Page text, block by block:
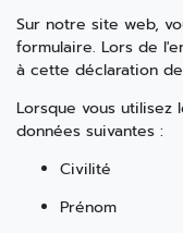
Sur notre site web,
formulaire. Lors de
à cette déclaration
Lorsque vous utilisez
données suivantes :
Civilité
Prénom